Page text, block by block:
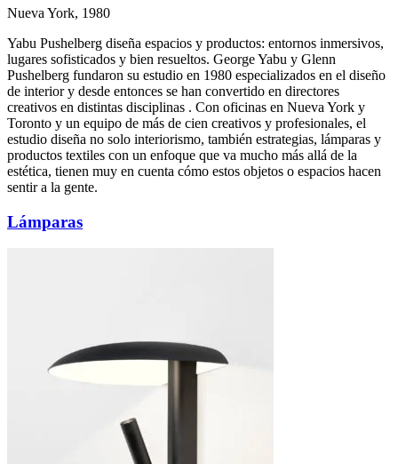
Nueva York, 1980
Yabu Pushelberg diseña espacios y productos: entornos inmersivos,
lugares sofisticados y bien resueltos. George Yabu y Glenn
Pushelberg fundaron su estudio en 1980 especializados en el diseño
de interior y desde entonces se han convertido en directores
creativos en distintas disciplinas . Con oficinas en Nueva York y
Toronto y un equipo de más de cien creativos y profesionales, el
estudio diseña no solo interiorismo, también estrategias, lámparas y
productos textiles con un enfoque que va mucho más allá de la
estética, tienen muy en cuenta cómo estos objetos o espacios hacen
sentir a la gente.
Lámparas